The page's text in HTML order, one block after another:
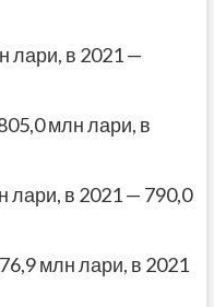
лари, в 2021 —
млн лари, в
лари, в 2021 — 790,0
млн лари, в 2021